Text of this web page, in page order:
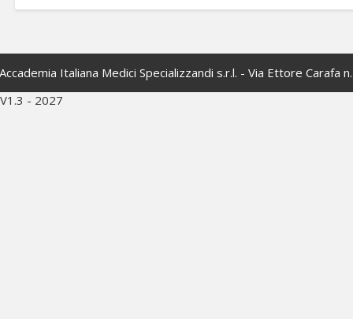
Accademia Italiana Medici Specializzandi s.r.l. - Via Ettore
V1.3 - 2027